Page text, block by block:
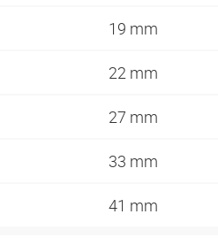
19 mm
22 mm
27 mm
33 mm
41 mm